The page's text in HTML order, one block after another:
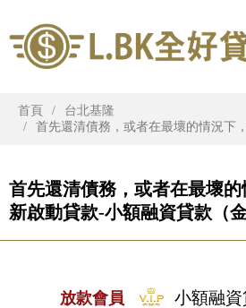
首頁
台北基隆
首先還清債務，或者在最壞的情況下
首先還清債務，或者在最壞
新啟動貸款-小額融資貸款（金
放款會員 小額融資